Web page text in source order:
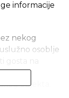
informacije
nekog
osoblje
što će
objekta.